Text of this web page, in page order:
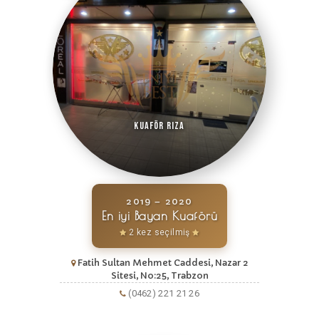
Kuaför Rıza
2019 – 2020
En iyi Bayan Kuaförü
2 kez seçilmiş
Fatih Sultan Mehmet Caddesi, Nazar 2
Sitesi, No:25, Trabzon
(0462) 221 21 26